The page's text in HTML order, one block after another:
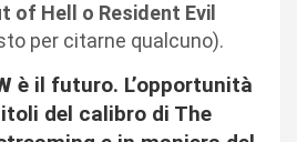
of Hell o Resident Evil
per citarne qualcuno).
è il futuro. L’opportunità
del calibro di The